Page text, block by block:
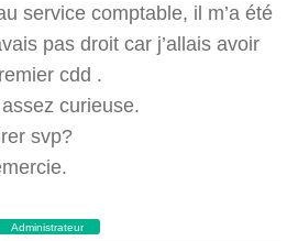
service comptable, il m’a été
pas droit car j’allais avoir
cdd .
curieuse.
svp?
Administrateur